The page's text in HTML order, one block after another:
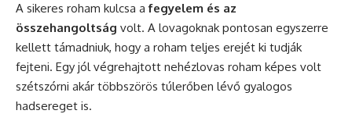
A sikeres roham kulcsa afegyelem és az
összehangoltság volt. A lovagoknak pontosan egyszerre
kellett támadniuk, hogy a roham teljes erejét ki tudják
fejteni. Egy jól végrehajtott nehézlovas roham képes volt
szétszórni akár többszörös túlerőben lévő gyalogos
hadsereget is.